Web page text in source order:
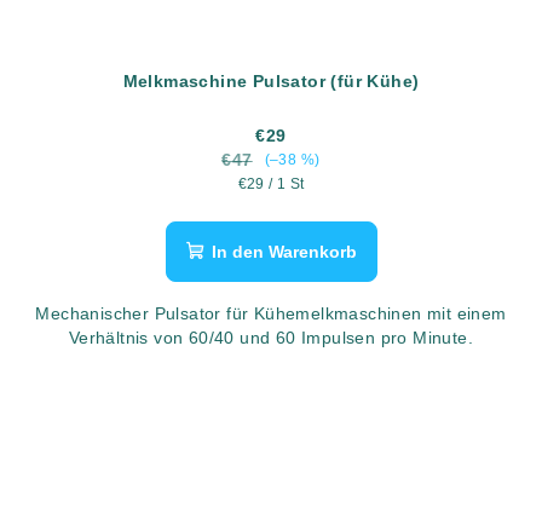
Melkmaschine Pulsator (für Kühe)
€29
€47
(–38 %)
Verkaufspreis:
€29 / 1 St
In den Warenkorb
Mechanischer Pulsator für Kühemelkmaschinen mit einem
Verhältnis von 60/40 und 60 Impulsen pro Minute.